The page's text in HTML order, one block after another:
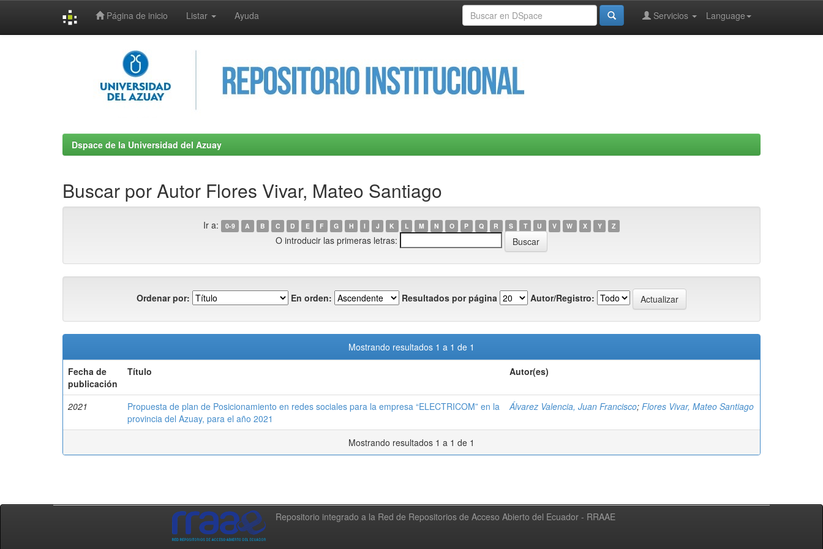
Página de inicio Listar Ayuda Language
Servicios
Dspace de la Universidad del Azuay
Buscar por Autor Flores Vivar, Mateo Santiago
Ir a: 0-9 A B C D E F G H I J K L M N O P Q R S T U V W X Y Z
O introducir las primeras letras:
Ordenar por: En orden: Resultados por página Autor/Registro:
Mostrando resultados 1 a 1 de 1
Fecha de
publicación
Título Autor(es)
2021
Propuesta de plan de Posicionamiento en redes sociales para la empresa “ELECTRICOM” en la
provincia del Azuay, para el año 2021
Álvarez Valencia, Juan Francisco; Flores Vivar, Mateo Santiago
Mostrando resultados 1 a 1 de 1
Repositorio integrado a la Red de Repositorios de Acceso Abierto del Ecuador - RRAAE